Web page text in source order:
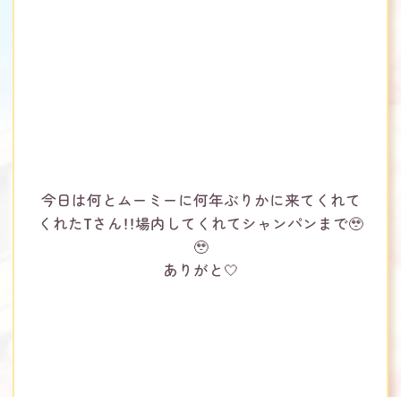
今日は何とムーミーに何年ぶりかに来てくれて
くれたTさん！！場内してくれてシャンパンまで🥹
🥹
ありがと‎🤍